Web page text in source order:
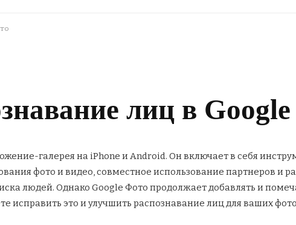
лиц в
галерея на iPhone и Android. Он включает в себя
фото и видео, совместное использование партнеров и
людей. Однако Google Фото продолжает добавлять и
исправить это и улучшить распознавание лиц для ваших